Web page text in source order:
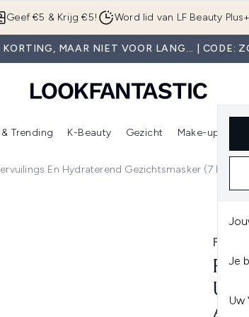
Overslaan naar de hoofdinhoud
Geef €5 & Krijg €5! Word lid van LF Beauty Plus+
MAAR NIET VOOR LANG... | CODE:
Je
Uw
(Merken) Enter submenu (Beauty Box)
Trending
Enter submenu (New & Trending)
K-Beauty
Enter submenu (K-Beauty)
Gezicht Make-up
En Hydraterend Gezichtsmasker (7 Pack)